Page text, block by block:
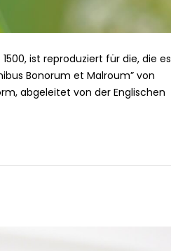
ist reproduziert für die, die es
Bonorum et Malroum” von
abgeleitet von der Englischen